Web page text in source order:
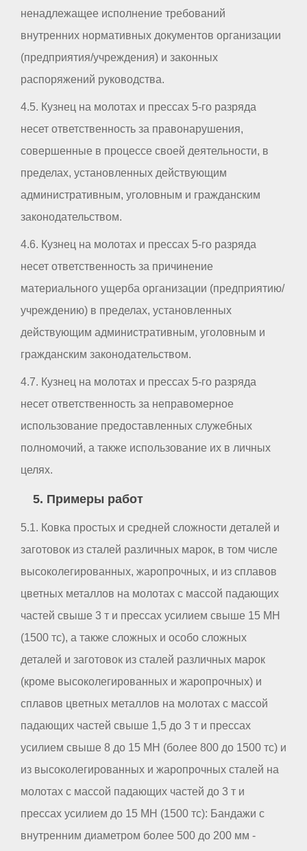
ненадлежащее исполнение требований
внутренних нормативных документов организации
(предприятия/учреждения) и законных
распоряжений руководства.
4.5. Кузнец на молотах и прессах 5-го разряда
несет ответственность за правонарушения,
совершенные в процессе своей деятельности, в
пределах, установленных действующим
административным, уголовным и гражданским
законодательством.
4.6. Кузнец на молотах и прессах 5-го разряда
несет ответственность за причинение
материального ущерба организации (предприятию/
учреждению) в пределах, установленных
действующим административным, уголовным и
гражданским законодательством.
4.7. Кузнец на молотах и прессах 5-го разряда
несет ответственность за неправомерное
использование предоставленных служебных
полномочий, а также использование их в личных
целях.
5. Примеры работ
5.1. Ковка простых и средней сложности деталей и
заготовок из сталей различных марок, в том числе
высоколегированных, жаропрочных, и из сплавов
цветных металлов на молотах с массой падающих
частей свыше 3 т и прессах усилием свыше 15 МН
(1500 тс), а также сложных и особо сложных
деталей и заготовок из сталей различных марок
(кроме высоколегированных и жаропрочных) и
сплавов цветных металлов на молотах с массой
падающих частей свыше 1,5 до 3 т и прессах
усилием свыше 8 до 15 МН (более 800 до 1500 тс) и
из высоколегированных и жаропрочных сталей на
молотах с массой падающих частей до 3 т и
прессах усилием до 15 МН (1500 тс): Бандажи с
внутренним диаметром более 500 до 200 мм -